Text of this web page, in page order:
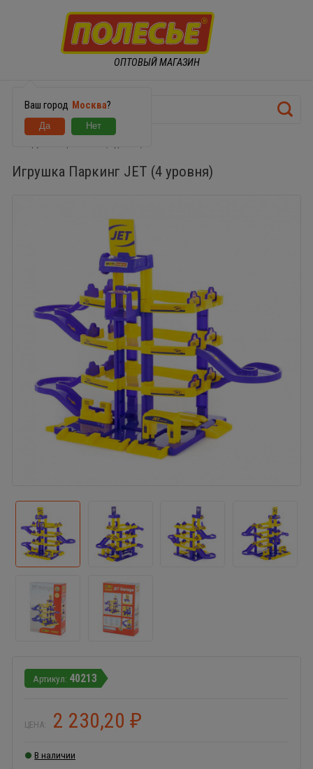
ОПТОВЫЙ МАГАЗИН
Ваш город Москва?
Игрушка Паркинг JET (4 уровня)
40213
ЦЕНА: 2 230,20 ₽
В наличии